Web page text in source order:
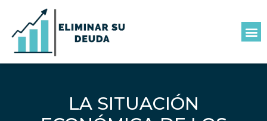
LA SITUACIÓN